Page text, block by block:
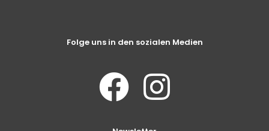
Folge uns in den sozialen Medien